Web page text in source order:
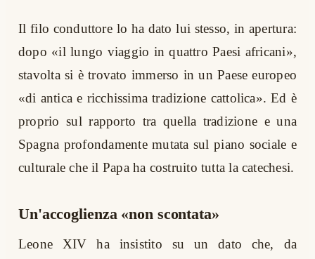
Il filo conduttore lo ha dato lui stesso, in apertura:
dopo «il lungo viaggio in quattro Paesi africani»,
stavolta si è trovato immerso in un Paese europeo
«di antica e ricchissima tradizione cattolica». Ed è
proprio sul rapporto tra quella tradizione e una
Spagna profondamente mutata sul piano sociale e
culturale che il Papa ha costruito tutta la catechesi.
Un'accoglienza «non scontata»
Leone XIV ha insistito su un dato che, da